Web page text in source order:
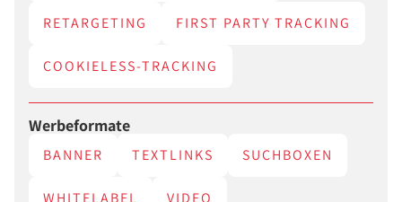
RETARGETING FIRST PARTY TRACKING
COOKIELESS-TRACKING
Werbeformate
BANNER TEXTLINKS SUCHBOXEN
WHITELABEL VIDEO